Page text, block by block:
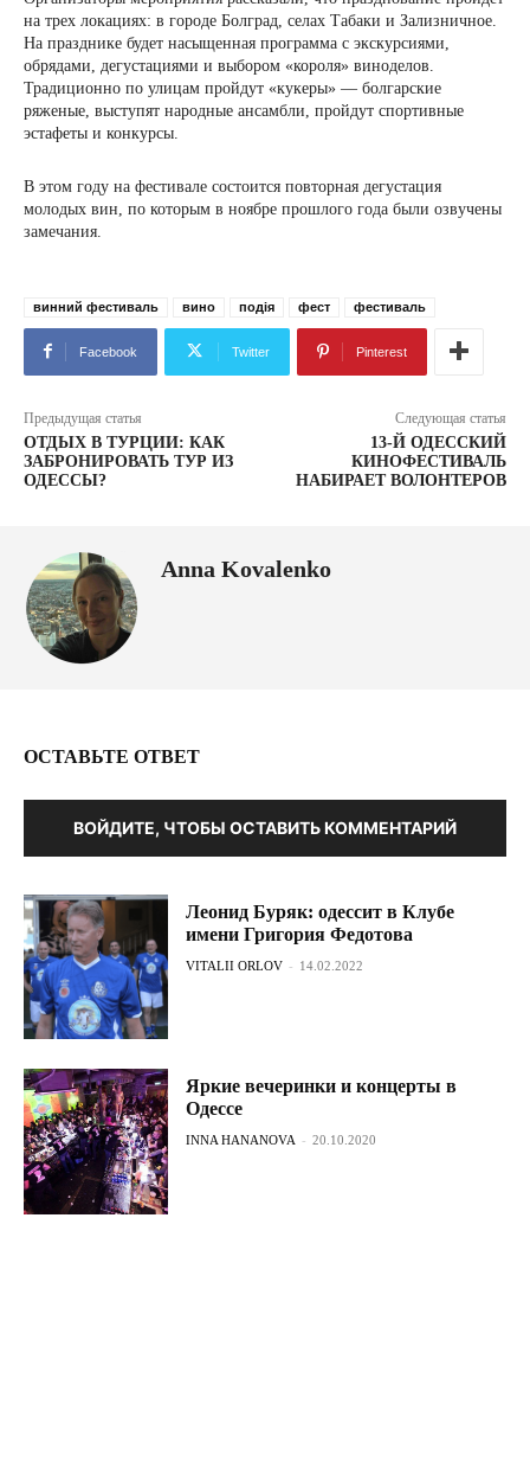
на трех локациях: в городе Болград, селах Табаки и Зализничное.
На празднике будет насыщенная программа с экскурсиями,
обрядами, дегустациями и выбором «короля» виноделов.
Традиционно по улицам пройдут «кукеры» — болгарские
ряженые, выступят народные ансамбли, пройдут спортивные
эстафеты и конкурсы.
В этом году на фестивале состоится повторная дегустация
молодых вин, по которым в ноябре прошлого года были озвучены
замечания.
винний фестиваль вино подія фест фестиваль
Facebook Twitter Pinterest
Предыдущая статья
ОТДЫХ В ТУРЦИИ: КАК
ЗАБРОНИРОВАТЬ ТУР ИЗ
ОДЕССЫ?
Следующая статья
13-Й ОДЕССКИЙ
КИНОФЕСТИВАЛЬ
НАБИРАЕТ ВОЛОНТЕРОВ
Anna Kovalenko
ОСТАВЬТЕ ОТВЕТ
ВОЙДИТЕ, ЧТОБЫ ОСТАВИТЬ КОММЕНТАРИЙ
Леонид Буряк: одессит в Клубе
имени Григория Федотова
VITALII ORLOV - 14.02.2022
Яркие вечеринки и концерты в
Одессе
INNA HANANOVA - 20.10.2020